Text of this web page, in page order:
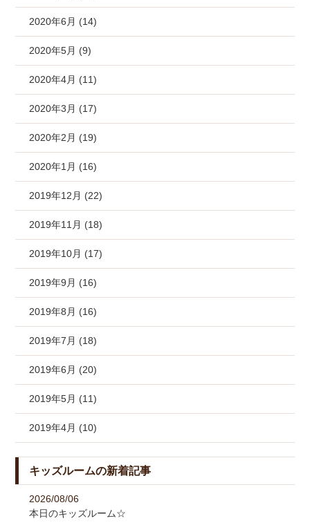
2020年6月 (14)
2020年5月 (9)
2020年4月 (11)
2020年3月 (17)
2020年2月 (19)
2020年1月 (16)
2019年12月 (22)
2019年11月 (18)
2019年10月 (17)
2019年9月 (16)
2019年8月 (16)
2019年7月 (18)
2019年6月 (20)
2019年5月 (11)
2019年4月 (10)
キッズルームの新着記事
2026/08/06
本日のキッズルーム☆